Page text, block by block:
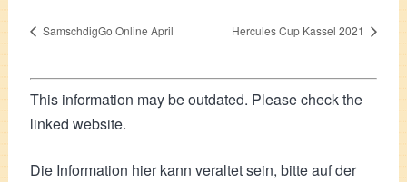
SamschdigGo Online April Hercules Cup Kassel 2021
This information may be outdated. Please check the
linked website.
Die Information hier kann veraltet sein, bitte auf der